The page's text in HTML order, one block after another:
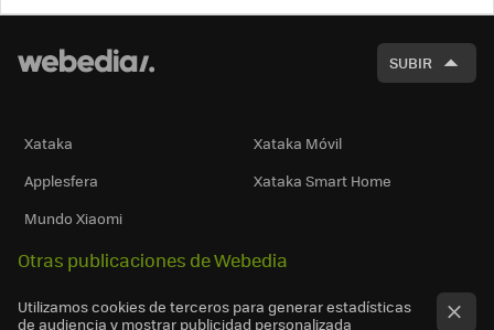
SUBIR
Xataka
Xataka Móvil
Applesfera
Xataka Smart Home
Mundo Xiaomi
Otras publicaciones de Webedia
Utilizamos cookies de terceros para generar estadísticas
de audiencia y mostrar publicidad personalizada